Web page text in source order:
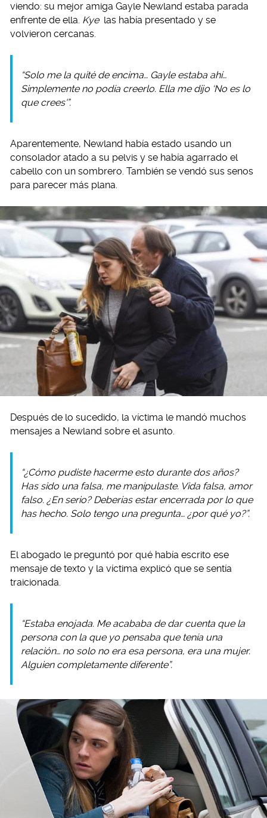
viendo: su mejor amiga Gayle Newland estaba parada
enfrente de ella. Kye las había presentado y se
volvieron cercanas.
“Solo me la quité de encima… Gayle estaba ahí…
Simplemente no podía creerlo. Ella me dijo ‘No es lo
que crees'”.
Aparentemente, Newland había estado usando un
consolador atado a su pelvis y se había agarrado el
cabello con un sombrero. También se vendó sus senos
para parecer más plana.
Después de lo sucedido, la víctima le mandó muchos
mensajes a Newland sobre el asunto.
“¿Cómo pudiste hacerme esto durante dos años?
Has sido una falsa, me manipulaste. Vida falsa, amor
falso. ¿En serio? Deberías estar encerrada por lo que
has hecho. Solo tengo una pregunta… ¿por qué yo?”.
El abogado le preguntó por qué había escrito ese
mensaje de texto y la víctima explicó que se sentía
traicionada.
“Estaba enojada. Me acababa de dar cuenta que la
persona con la que yo pensaba que tenía una
relación… no solo no era esa persona, era una mujer.
Alguien completamente diferente”.